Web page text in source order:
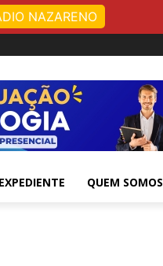
EXPEDIENTE QUEM SOMOS
NAZARENO